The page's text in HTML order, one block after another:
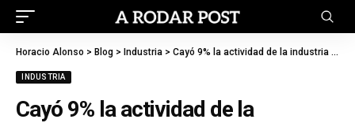
Horacio Alonso > Blog > Industria > Cayó 9% la actividad de la industria autopartista: la mitad de las empresas redujo personal
INDUSTRIA
Cayó 9% la actividad de la